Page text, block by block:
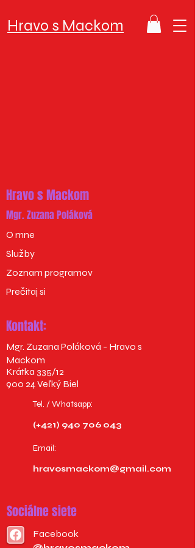
Hravo s Mackom
Hravo s Mackom
Mgr. Zuzana Poláková
O mne
Služby
Zoznam programov
Prečitaj si
Kontakt:
Mgr. Zuzana Poláková - Hravo s
Mackom
Krátka 335/12
900 24 Veľký Biel
Tel. / Whatsapp:
(+421) 940 706 043
Email:
hravosmackom@gmail.com
Sociálne siete
Facebook